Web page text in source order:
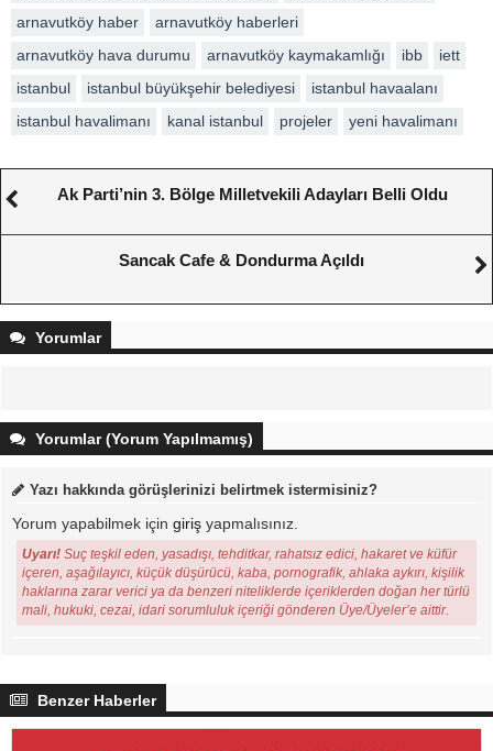
arnavutköy haber
arnavutköy haberleri
arnavutköy hava durumu
arnavutköy kaymakamlığı ibb
iett
istanbul
istanbul büyükşehir belediyesi
istanbul havaalanı
istanbul havalimanı
kanal istanbul projeler yeni havalimanı
Ak Parti’nin 3. Bölge Milletvekili Adayları Belli Oldu
Sancak Cafe & Dondurma Açıldı
Yorumlar
Yorumlar (Yorum Yapılmamış)
Yazı hakkında görüşlerinizi belirtmek istermisiniz?
Yorum yapabilmek için giriş yapmalısınız.
Uyarı! Suç teşkil eden, yasadışı, tehditkar, rahatsız edici, hakaret ve küfür
içeren, aşağılayıcı, küçük düşürücü, kaba, pornografik, ahlaka aykırı, kişilik
haklarına zarar verici ya da benzeri niteliklerde içeriklerden doğan her türlü
mali, hukuki, cezai, idari sorumluluk içeriği gönderen Üye/Üyeler’e aittir.
Benzer Haberler